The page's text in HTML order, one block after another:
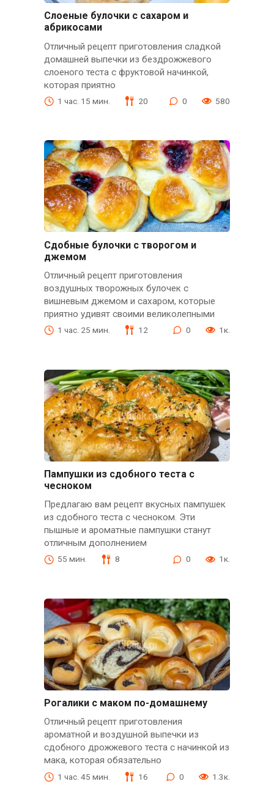
Слоеные булочки с сахаром и
абрикосами
Отличный рецепт приготовления сладкой
домашней выпечки из бездрожжевого
слоеного теста с фруктовой начинкой,
которая приятно
1 час. 15 мин. 20 0 580
Сдобные булочки с творогом и
джемом
Отличный рецепт приготовления
воздушных творожных булочек с
вишневым джемом и сахаром, которые
приятно удивят своими великолепными
1 час. 25 мин. 12 0 1к.
Пампушки из сдобного теста с
чесноком
Предлагаю вам рецепт вкусных пампушек
из сдобного теста с чесноком. Эти
пышные и ароматные пампушки станут
отличным дополнением
55 мин. 8 0 1к.
Рогалики с маком по-домашнему
Отличный рецепт приготовления
ароматной и воздушной выпечки из
сдобного дрожжевого теста с начинкой из
мака, которая обязательно
1 час. 45 мин. 16 0 1.3к.